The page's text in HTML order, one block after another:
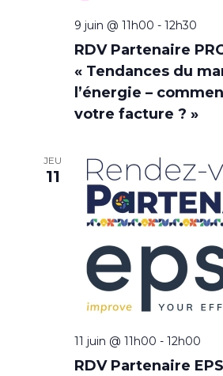
RDV Partenaire
« Tendances du
l’énergie –
votre facture ? »
9 juin @ 11h00 - 12h30
JEU
11
RDV Partenaire
11 juin @ 11h00 - 12h00